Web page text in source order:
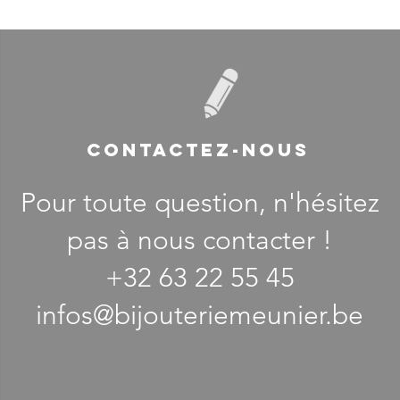
CONTACTEZ-NOUS
Pour toute question, n'hésitez
pas à nous contacter !
+32 63 22 55 45
infos@bijouteriemeunier.be